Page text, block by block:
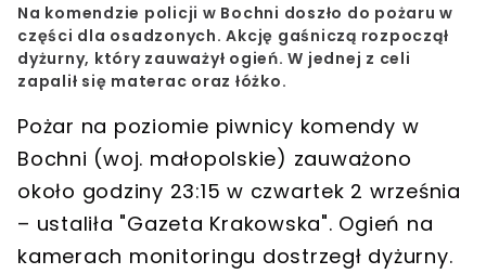
Na komendzie policji w Bochni doszło do pożaru w
części dla osadzonych. Akcję gaśniczą rozpoczął
dyżurny, który zauważył ogień. W jednej z celi
zapalił się materac oraz łóżko.
Pożar na poziomie piwnicy komendy w
Bochni (woj. małopolskie) zauważono
około godziny 23:15 w czwartek 2 września
– ustaliła "Gazeta Krakowska". Ogień na
kamerach monitoringu dostrzegł dyżurny.